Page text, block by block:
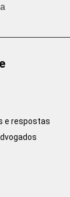
e respostas